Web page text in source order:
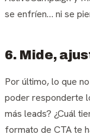
se enfríen… ni se
6. Mide,
Por último, lo que
poder responderte
más leads? ¿Cuál
formato de CTA te